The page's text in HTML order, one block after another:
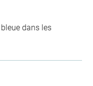
dans les